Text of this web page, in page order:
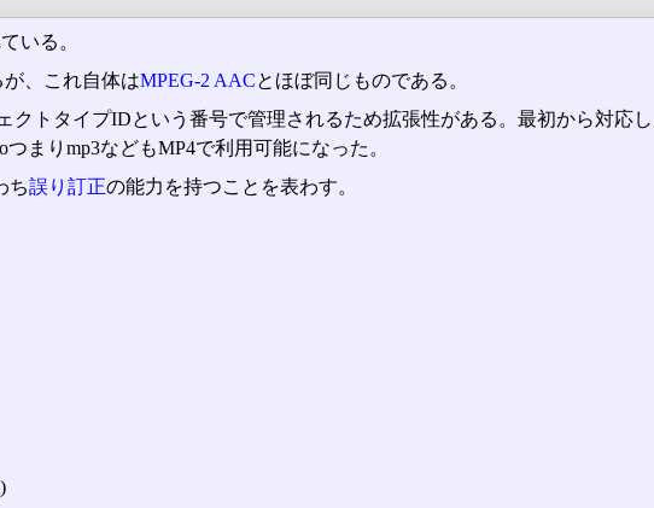
いる。
、これ自体はMPEG-2 AACとほぼ同じものである。
クトタイプIDという番号で管理されるため拡張性がある。最初から対
まりmp3などもMP4で利用可能になった。
ち誤り訂正の能力を持つことを表わす。